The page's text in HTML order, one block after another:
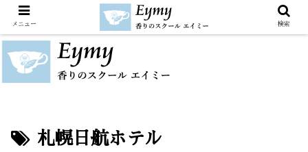
札幌日航ホテル
メニュー 検索